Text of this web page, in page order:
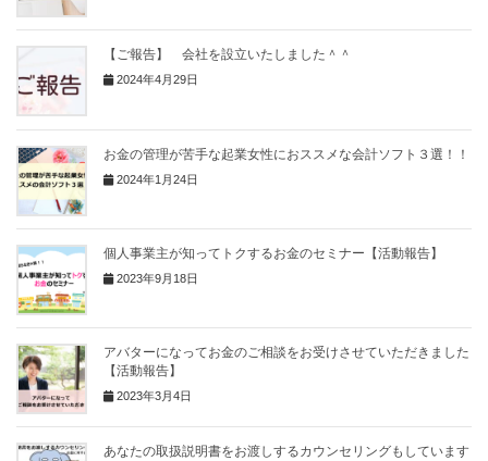
【ご報告】 会社を設立いたしました＾＾
2024年4月29日
お金の管理が苦手な起業女性におススメな会計ソフト３選！！
2024年1月24日
個人事業主が知ってトクするお金のセミナー【活動報告】
2023年9月18日
アバターになってお金のご相談をお受けさせていただきました
【活動報告】
2023年3月4日
あなたの取扱説明書をお渡しするカウンセリングもしています